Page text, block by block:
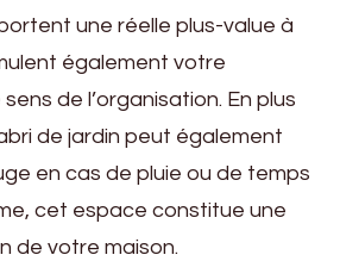
une réelle plus-value à
également votre
de l’organisation. En plus
de jardin peut également
en cas de pluie ou de temps
cet espace constitue une
de votre maison.